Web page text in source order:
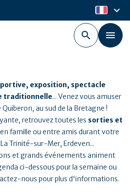
fr
keyboard_arrow_down
exposition, spectacle
traditionnelle... Venez vous amuser
au sud de la Bretagne !
retrouvez toutes les sorties et
famille ou entre amis durant votre
Trinité-sur-Mer, Erdeven...
et grands événements animent
ci-dessous pour la semaine ou
nous pour plus d'informations.